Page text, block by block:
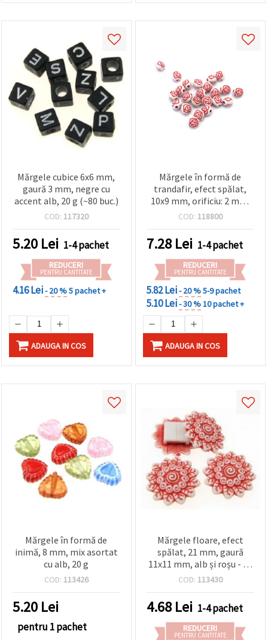
Mărgele cubice 6x6 mm,
gaură 3 mm, negre cu
accent alb, 20 g (~80 buc.)
COD: 117320
5.20 Lei 1-4 pachet
REDUCERI
PENTRU CANTITATE
4.16 Lei- 20 %5 pachet +
ADAUGA IN COS
Mărgele în formă de
trandafir, efect spălat,
10x9 mm, orificiu: 2 mm,
alb și roșu, 50 g (~100
COD: 118800
7.28 Lei 1-4 pachet
REDUCERI
PENTRU CANTITATE
5.82 Lei- 20 %5-9 pachet
5.10 Lei- 30 %10 pachet +
ADAUGA IN COS
Mărgele în formă de
inimă, 8 mm, mix asortat
cu alb, 20 g
COD: 113426
5.20 Lei
pentru 1 pachet
Mărgele floare, efect
spălat, 21 mm, gaură
11x11 mm, alb și roșu - 50
g (~50 buc.)
COD: 113430
4.68 Lei 1-4 pachet
REDUCERI
PENTRU CANTITATE